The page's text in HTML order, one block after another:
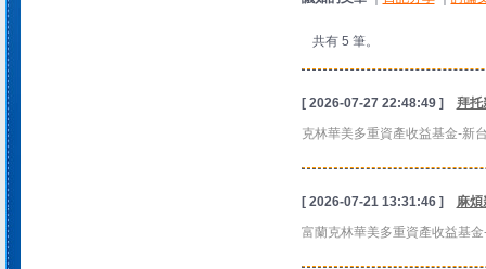
共有 5 筆。
[ 2026-07-27 22:48:49 ]
拜托
克林華美多重資產收益基金-新
[ 2026-07-21 13:31:46 ]
麻
富蘭克林華美多重資產收益基